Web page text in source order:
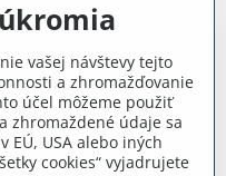
- 15:30
vašej návštevy tejto
a zhromažďovanie
účel môžeme použiť
zhromaždené údaje sa
EÚ, USA alebo iných
cookies“ vyjadrujete